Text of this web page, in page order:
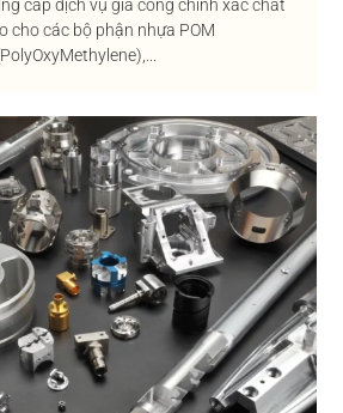
cấp dịch vụ gia công chính xác chất
cho các bộ phận nhựa POM